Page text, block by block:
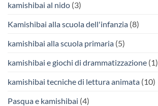
kamishibai al nido (3)
Kamishibai alla scuola dell'infanzia (8)
kamishibai alla scuola primaria (5)
kamishibai e giochi di drammatizzazione (1)
kamishibai tecniche di lettura animata (10)
Pasqua e kamishibai (4)